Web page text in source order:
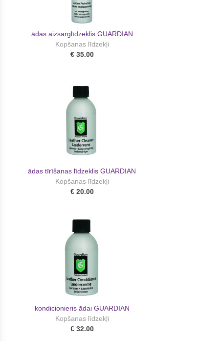
ādas aizsarglīdzeklis GUARDIAN
Kopšanas līdzekļi
€ 35.00
ādas tīrīšanas līdzeklis GUARDIAN
Kopšanas līdzekļi
€ 20.00
kondicionieris ādai GUARDIAN
Kopšanas līdzekļi
€ 32.00